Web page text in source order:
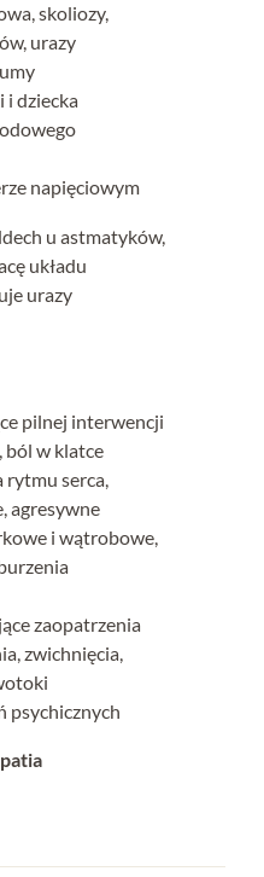
skoliozy,
urazy
i dziecka
napięciowym
u astmatyków,
układu
urazy
pilnej interwencji
ból w klatce
serca,
agresywne
i wątrobowe,
zaopatrzenia
zwichnięcia,
psychicznych